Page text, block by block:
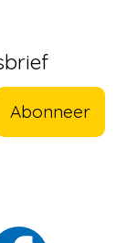
Abonneer